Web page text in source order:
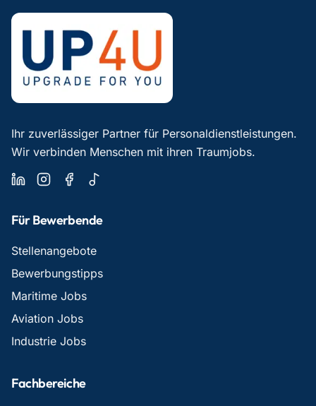
Ihr zuverlässiger Partner für Personaldienstleistungen.
Wir verbinden Menschen mit ihren Traumjobs.
Für Bewerbende
Stellenangebote
Bewerbungstipps
Maritime Jobs
Aviation Jobs
Industrie Jobs
Fachbereiche